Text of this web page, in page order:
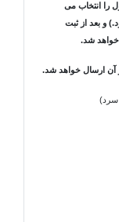
را انتخاب می
و بعد از ثبت
شد.
سرد)